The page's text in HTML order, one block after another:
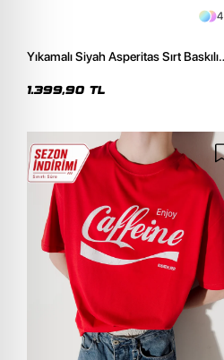
4
Yıkamalı Siyah Asperitas Sırt Baskılı
1.399,90 TL